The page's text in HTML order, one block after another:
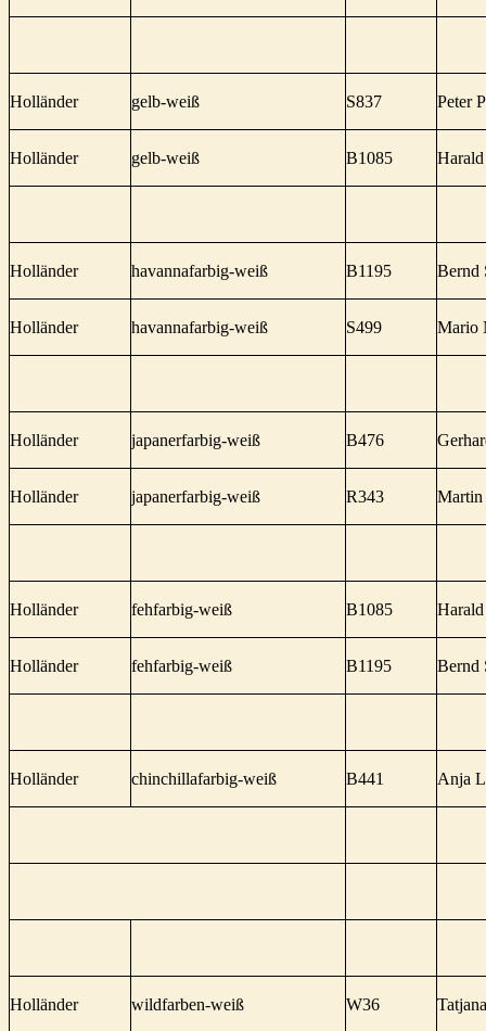
Holländer gelb-weiß S837 Peter
Holländer gelb-weiß B1085
Holländer havannafarbig-weiß B1195 Bernd
Holländer havannafarbig-weiß S499 Mario
Holländer japanerfarbig-weiß B476
Holländer japanerfarbig-weiß R343 Martin
Holländer fehfarbig-weiß B1085
Holländer fehfarbig-weiß B1195 Bernd
Holländer chinchillafarbig-weiß B441 Anja
Holländer wildfarben-weiß W36